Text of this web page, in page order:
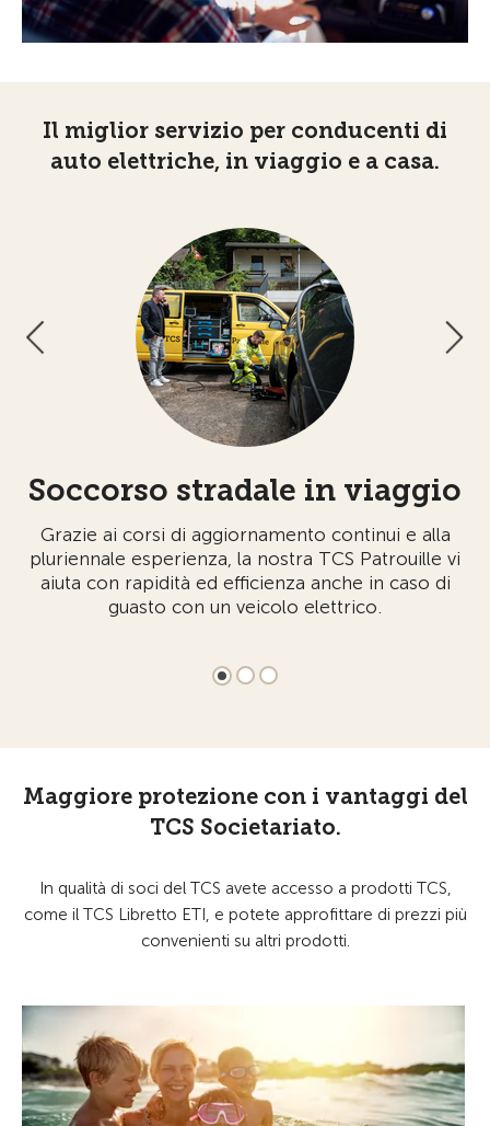
Il miglior servizio per conducenti di
auto elettriche, in viaggio e a casa.
Soccorso stradale in viaggio
Grazie ai corsi di aggiornamento continui e alla
pluriennale esperienza, la nostra TCS Patrouille vi
aiuta con rapidità ed efficienza anche in caso di
guasto con un veicolo elettrico.
Maggiore protezione con i vantaggi del
TCS Societariato.
In qualità di soci del TCS avete accesso a prodotti TCS,
come il TCS Libretto ETI, e potete approfittare di prezzi più
convenienti su altri prodotti.